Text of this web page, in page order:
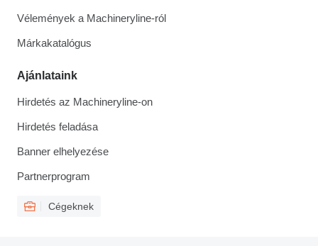
Vélemények a Machineryline-ról
Márkakatalógus
Ajánlataink
Hirdetés az Machineryline-on
Hirdetés feladása
Banner elhelyezése
Partnerprogram
Cégeknek